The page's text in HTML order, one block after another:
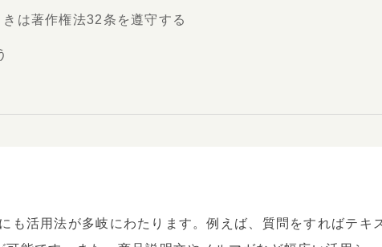
は著作権法32条を遵守する
活用法が多岐にわたります。例えば、質問をすればテキ